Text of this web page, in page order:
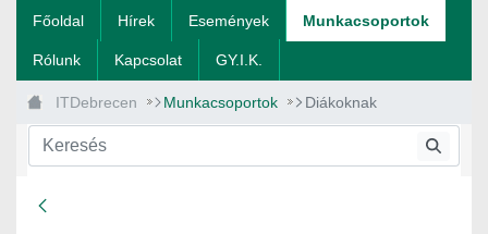
Ugrás a fő tartalomhoz
Főoldal Hírek Események Munkacsoportok
Rólunk Kapcsolat GY.I.K.
ITDebrecen Munkacsoportok Diákoknak